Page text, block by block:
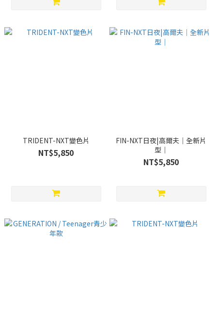
TRIDENT-NXT變色片
NT$5,850
FIN-NXT日夜|高爾夫｜全新片
型｜
NT$5,850